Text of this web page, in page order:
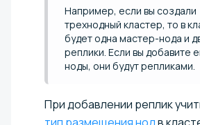
Например, если вы создали
трехнодный кластер, то в
будет одна мастер-нода и
реплики. Если вы добавите
ноды, они будут репликами.
При добавлении реплик
тип размещения нодв